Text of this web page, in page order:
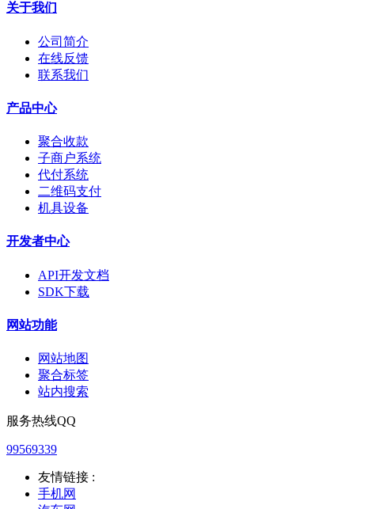
关于我们
公司简介
在线反馈
联系我们
产品中心
聚合收款
子商户系统
代付系统
二维码支付
机具设备
开发者中心
API开发文档
SDK下载
网站功能
网站地图
聚合标签
站内搜索
服务热线QQ
99569339
友情链接 :
手机网